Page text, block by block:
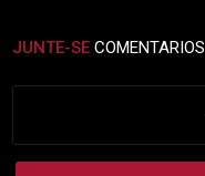
JUNTE-SE COMENTARIOS